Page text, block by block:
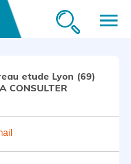
menu
etude Lyon (69)
CONSULTER